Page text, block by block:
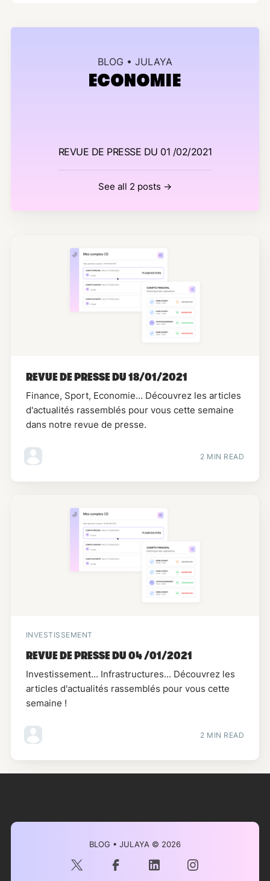
BLOG • JULAYA
ECONOMIE
REVUE DE PRESSE DU 01 /02/2021
See all 2 posts →
REVUE DE PRESSE DU 18/01/2021
Finance, Sport, Economie... Découvrez les articles
d'actualités rassemblés pour vous cette semaine
dans notre revue de presse.
2 MIN READ
INVESTISSEMENT
REVUE DE PRESSE DU 04 /01/2021
Investissement... Infrastructures... Découvrez les
articles d'actualités rassemblés pour vous cette
semaine !
2 MIN READ
BLOG • JULAYA © 2026